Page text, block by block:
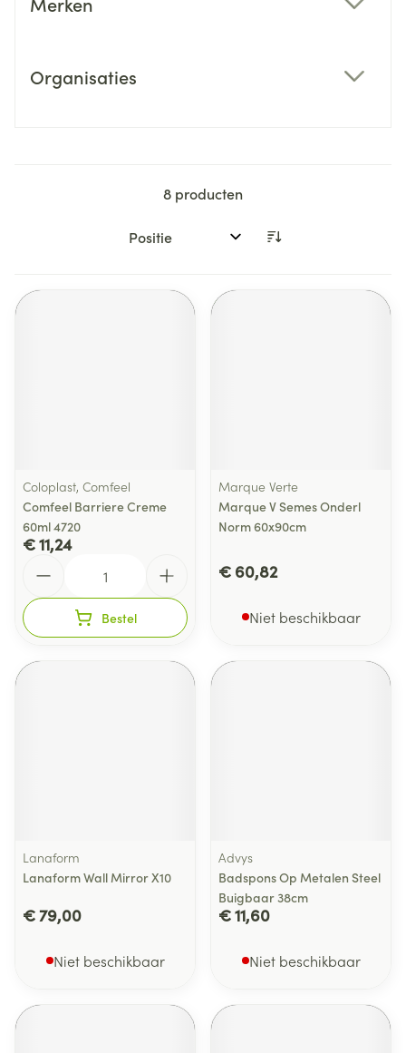
Organisaties
8 producten
Sorteer op:
Coloplast, Comfeel
Comfeel Barriere Creme
60ml 4720
€ 11,24
Bestel
Marque Verte
Marque V Semes Onderl
Norm 60x90cm
€ 60,82
Niet beschikbaar
Lanaform
Lanaform Wall Mirror X10
€ 79,00
Niet beschikbaar
Advys
Badspons Op Metalen Steel
Buigbaar 38cm
€ 11,60
Niet beschikbaar